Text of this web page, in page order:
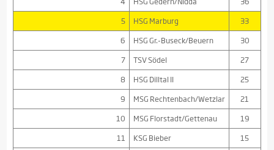
5
HSG Marburg
33
6
HSG Gr.-Buseck/Beuern
30
7
TSV Södel
27
8
HSG Dilltal II
25
9
MSG Rechtenbach/Wetzlar
21
10
MSG Florstadt/Gettenau
19
11
KSG Bieber
15